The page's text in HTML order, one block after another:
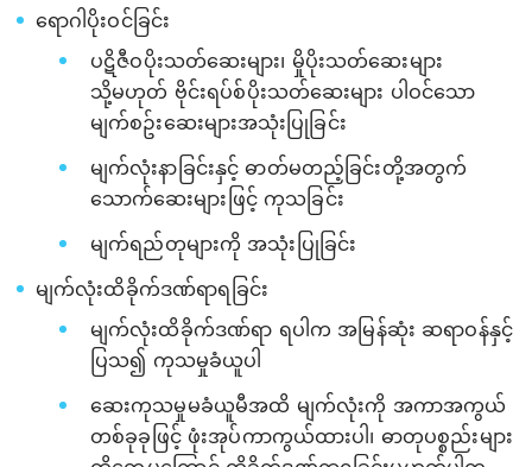
ရောဂါပိုးဝင်ခြင်း
ပဋိဇီဝပိုးသတ်ဆေးများ၊ မှိုပိုးသတ်ဆေးများ
သို့မဟုတ် ဗိုင်းရပ်စ်ပိုးသတ်ဆေးများ ပါဝင်သော
မျက်စဥ်းဆေးများအသုံးပြုခြင်း
မျက်လုံးနာခြင်းနှင့် ဓာတ်မတည့်ခြင်းတို့အတွက်
သောက်ဆေးများဖြင့် ကုသခြင်း
မျက်ရည်တုများကို အသုံးပြုခြင်း
မျက်လုံးထိခိုက်ဒဏ်ရာရခြင်း
မျက်လုံးထိခိုက်ဒဏ်ရာ ရပါက အမြန်ဆုံး ဆရာဝန်နှင့်
ပြသ၍ ကုသမှုခံယူပါ
ဆေးကုသမှုမခံယူမီအထိ မျက်လုံးကို အကာအကွယ်
တစ်ခုခုဖြင့် ဖုံးအုပ်ကာကွယ်ထားပါ၊ ဓာတုပစ္စည်းများ